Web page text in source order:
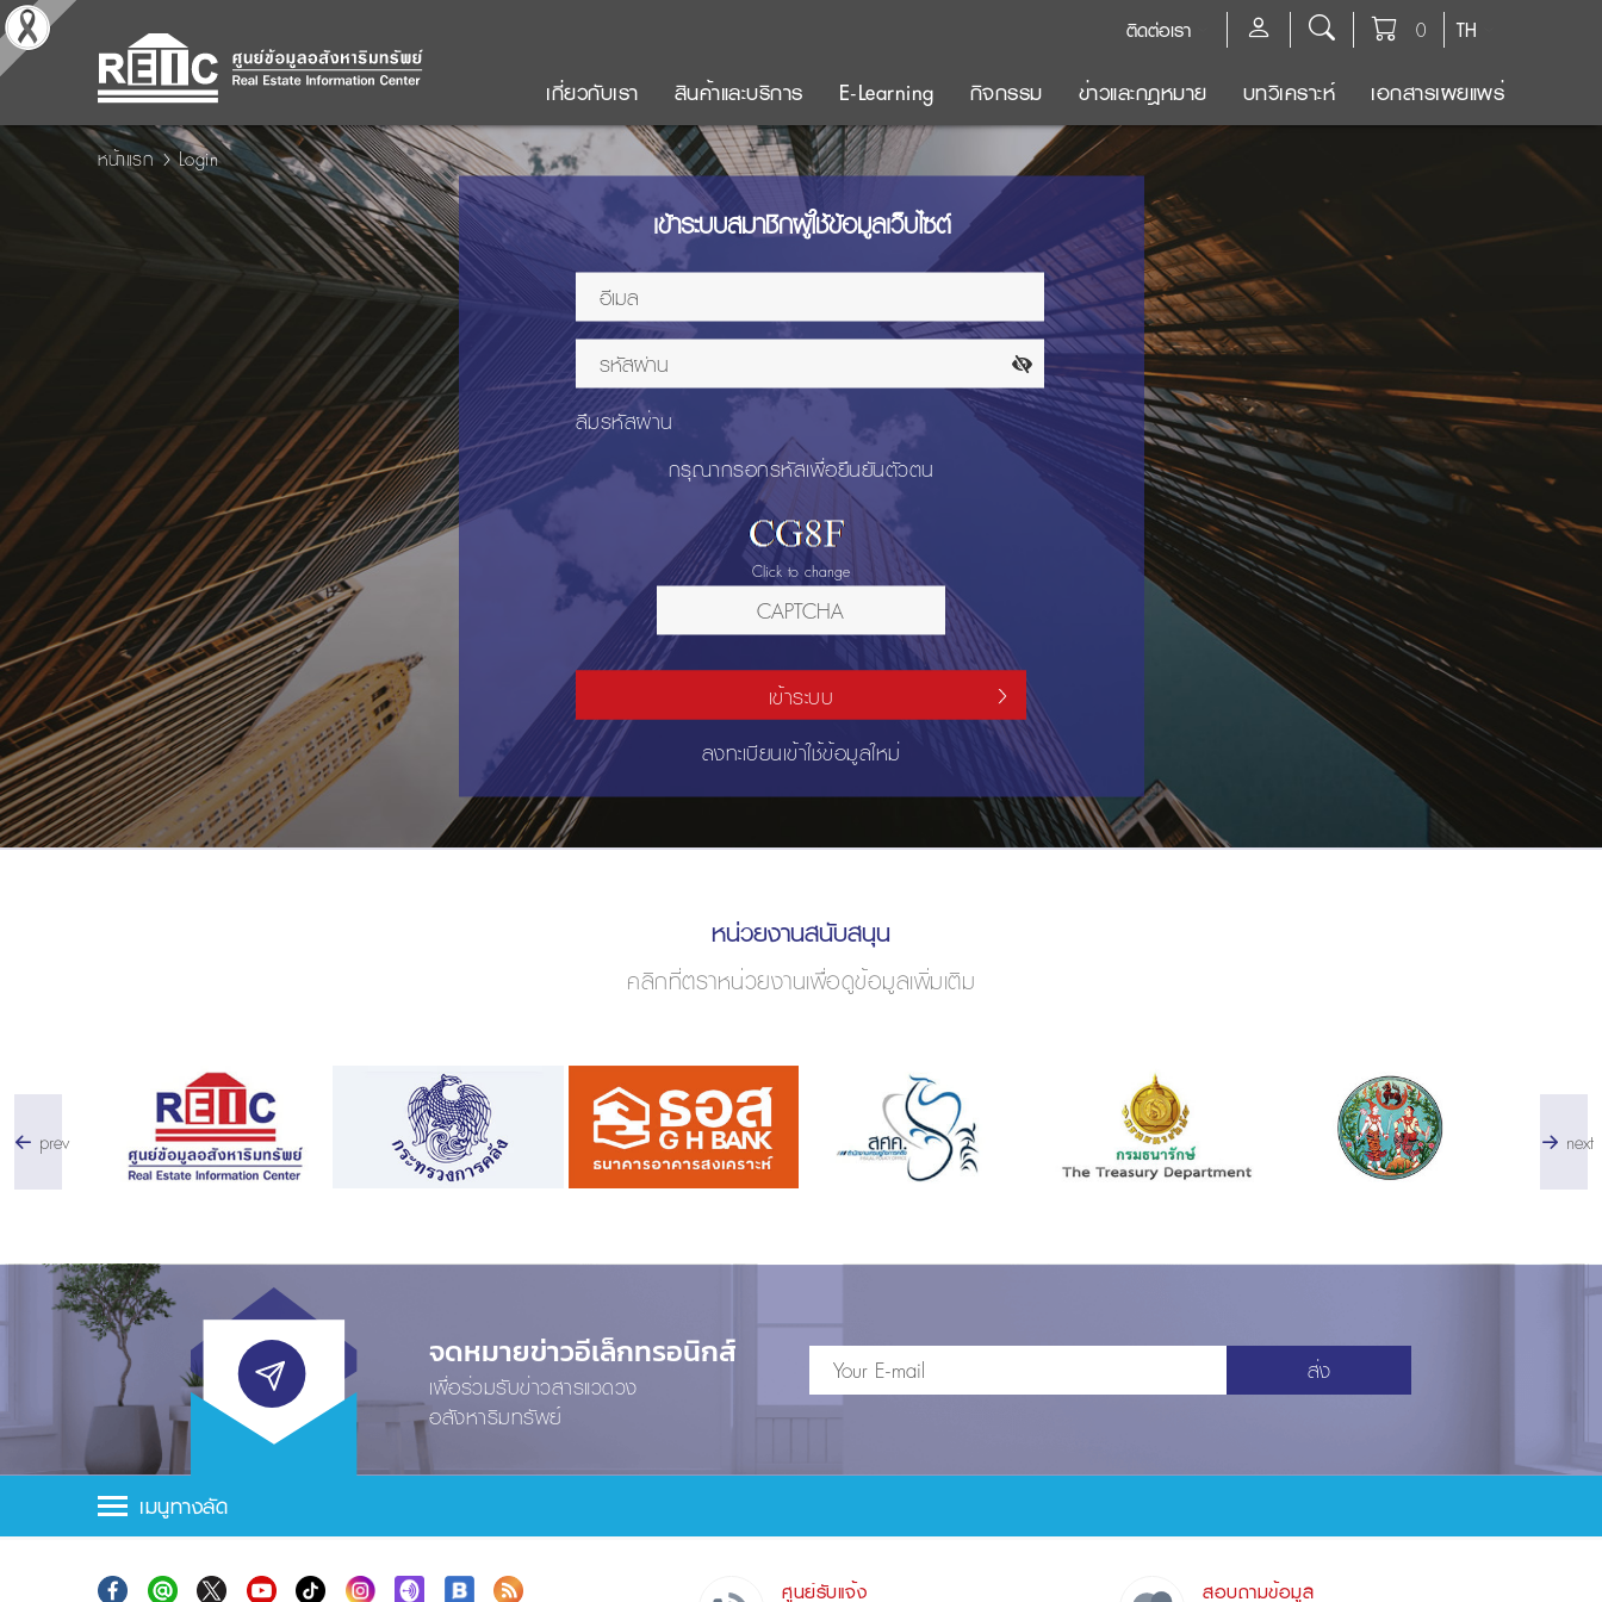
TH
0
ติดต่อเรา
เกี่ยวกับเรา สินค้าและบริการ E-Learning กิจกรรม ข่าวและกฎหมาย บทวิเคราะห์ เอกสารเผยแพร่
หน้าแรก Login
เข้าระบบสมาชิกผู้ใช้ข้อมูลเว็บไซต์
ลืมรหัสผ่าน
กรุณากรอกรหัสเพื่อยืนยันตัวตน
Click to change
เข้าระบบ
ลงทะเบียนเข้าใช้ข้อมูลใหม่
หน่วยงานสนับสนุน
คลิกที่ตราหน่วยงานเพื่อดูข้อมูลเพิ่มเติม
prev next
จดหมายข่าวอีเล็กทรอนิกส์
เพื่อร่วมรับข่าวสารแวดวง
อสังหาริมทรัพย์
ส่ง
เมนูทางลัด
ศูนย์รับแจ้ง สอบถามข้อมูล